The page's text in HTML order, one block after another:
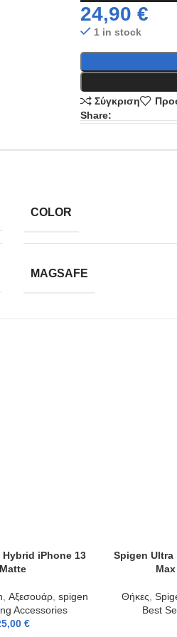
24,90 €
1 in stock
Σύγκριση
Share:
COLOR
MAGSAFE
iPhone 13
Matte
, Αξεσουάρ, spigen
Accessories
€
ADD TO CART
Spigen Ultra
Θήκες,
Best